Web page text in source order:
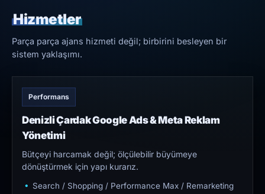
Hizmetler
Parça parça ajans hizmeti değil; birbirini besleyen bir
sistem yaklaşımı.
Performans
Denizli Çardak Google Ads & Meta Reklam
Yönetimi
Bütçeyi harcamak değil; ölçülebilir büyümeye
dönüştürmek için yapı kurarız.
Search / Shopping / Performance Max / Remarketing